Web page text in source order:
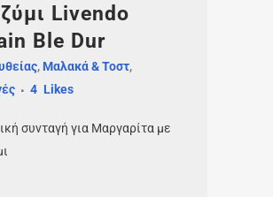
Livendo
Ble Dur
, Μαλακά & Τοστ,
4 Likes
συνταγή για Μαργαρίτα με